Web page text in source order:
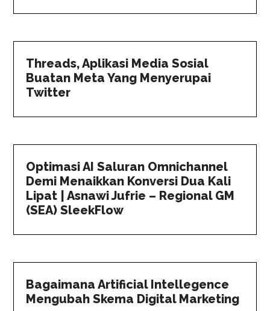
Threads, Aplikasi Media Sosial
Buatan Meta Yang Menyerupai
Twitter
Optimasi AI Saluran Omnichannel
Demi Menaikkan Konversi Dua Kali
Lipat | Asnawi Jufrie – Regional GM
(SEA) SleekFlow
Bagaimana Artificial Intellegence
Mengubah Skema Digital Marketing